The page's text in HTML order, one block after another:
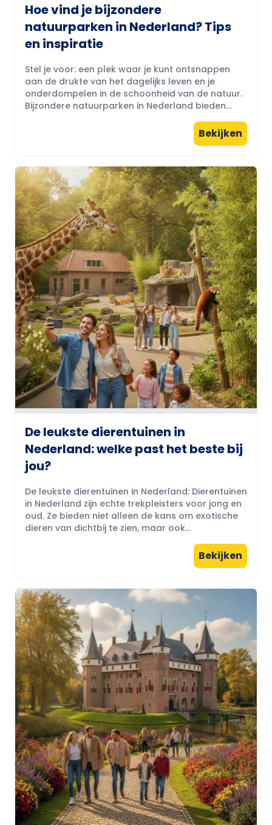
Hoe vind je bijzondere
natuurparken in Nederland? Tips
en inspiratie
Stel je voor: een plek waar je kunt ontsnappen
aan de drukte van het dagelijks leven en je
onderdompelen in de schoonheid van de natuur.
Bijzondere natuurparken in Nederland bieden...
Bekijken
De leukste dierentuinen in
Nederland: welke past het beste bij
jou?
De leukste dierentuinen in Nederland: Dierentuinen
in Nederland zijn echte trekpleisters voor jong en
oud. Ze bieden niet alleen de kans om exotische
dieren van dichtbij te zien, maar ook...
Bekijken